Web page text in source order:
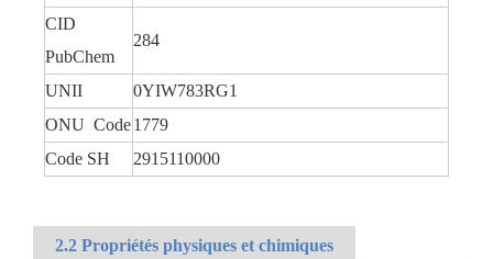
CID
PubChem
284
UNII
0YIW783RG1
ONU Code1779
Code SH
2915110000
2.2 Propriétés physiques et chimiques